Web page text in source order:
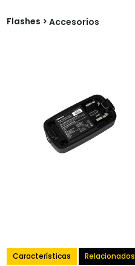
Flashes Accesorios
Características Relacionados